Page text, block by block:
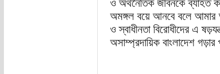
ও অর্থনৈতিক জীবনকে ব্যাহত
অমঙ্গল বয়ে আনবে বলে আমার
ও স্বাধীনতা বিরোধীদের এ
অসাম্প্রদায়িক বাংলাদেশ